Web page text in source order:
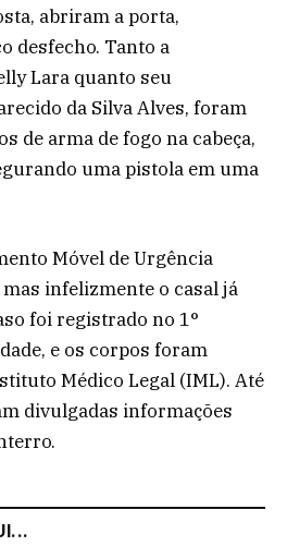
abriram a porta,
desfecho. Tanto a
Lara quanto seu
da Silva Alves, foram
de arma de fogo na cabeça,
uma pistola em uma
Móvel de Urgência
infelizmente o casal já
foi registrado no 1°
e os corpos foram
Médico Legal (IML). Até
divulgadas informações